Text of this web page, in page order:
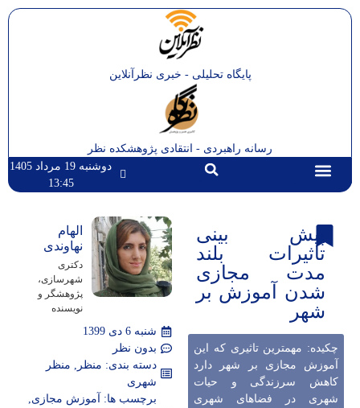
پایگاه تحلیلی - خبری نظرآنلاین
رسانه راهبردی - انتقادی پژوهشکده نظر
دوشنبه 19 مرداد 1405
13:45
پیش بینی
تاثیرات بلند
مدت مجازی
شدن آموزش بر
شهر
چکیده: مهمترین تاثیری که این
آموزش مجازی بر شهر دارد
کاهش سرزندگی و حیات
شهری در فضاهای شهری
الهام
نهاوندی
دکتری
شهرسازی،
پژوهشگر و
نویسنده
شنبه 6 دی 1399
بدون نظر
دسته بندی: منظر , منظر
شهری
برچسب ها:
آموزش مجازی,